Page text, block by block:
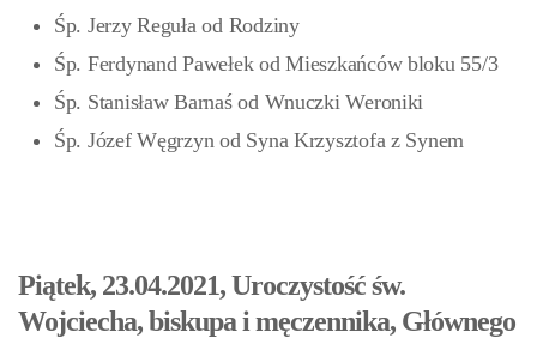
Śp. Jerzy Reguła od Rodziny
Śp. Ferdynand Pawełek od Mieszkańców bloku 55/3
Śp. Stanisław Barnaś od Wnuczki Weroniki
Śp. Józef Węgrzyn od Syna Krzysztofa z Synem
Piątek, 23.04.2021, Uroczystość św.
Wojciecha, biskupa i męczennika, Głównego